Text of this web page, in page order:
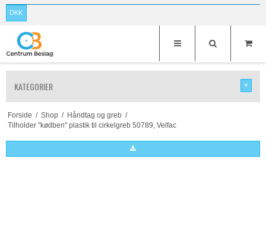
DKK
KATEGORIER
Forside / Shop / Håndtag og greb /
Tilholder "kødben" plastik til cirkelgreb 50789, Velfac